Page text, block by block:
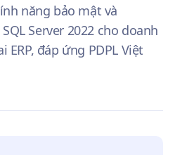
năng bảo mật và
Server 2022 cho doanh
đáp ứng PDPL Việt